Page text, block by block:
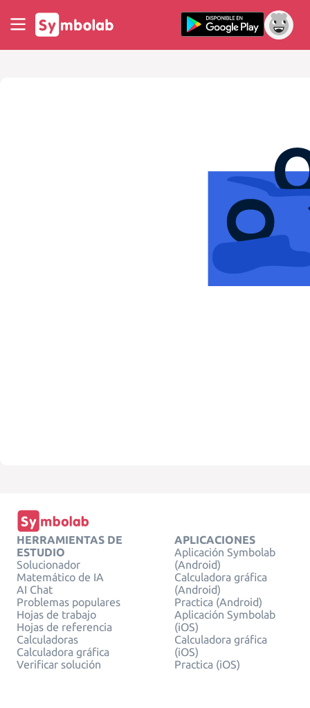
HERRAMIENTAS DE
ESTUDIO
Solucionador
Matemático de IA
AI Chat
Problemas populares
Hojas de trabajo
Hojas de referencia
Calculadoras
Calculadora gráfica
Verificar solución
APLICACIONES
Aplicación Symbolab
(Android)
Calculadora gráfica
(Android)
Practica (Android)
Aplicación Symbolab
(iOS)
Calculadora gráfica
(iOS)
Practica (iOS)